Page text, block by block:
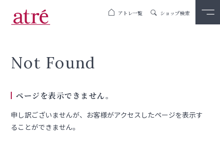
アトレ一覧 ショップ検索
Not Found
ページを表示できません。
申し訳ございませんが、お客様がアクセスしたページを表示す
ることができません。